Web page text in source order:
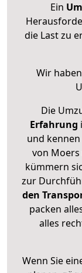
Ein
die Last zu
Wir
Die
Erfahrung
und
von Moers
kümmern
zur
den
packen
alles
Wenn Sie